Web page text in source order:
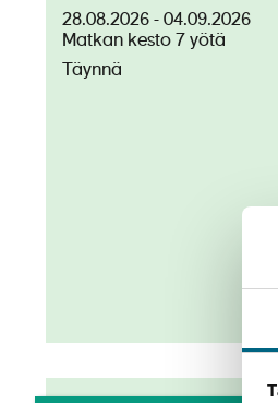
Wi-Fi– Saatavilla
CroisiEurope©Oliver
Aluksen lippuvaltio:
Matkustajahyttejä:
28.08.2026 - 04.09.2026
Matkan kesto 7 yötä
Täynnä